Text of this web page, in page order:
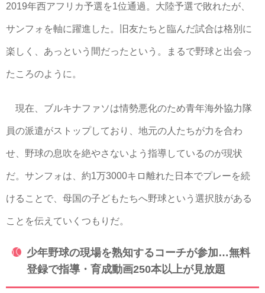
2019年西アフリカ予選を1位通過。大陸予選で敗れたが、
サンフォを軸に躍進した。旧友たちと臨んだ試合は格別に
楽しく、あっという間だったという。まるで野球と出会っ
たころのように。
現在、ブルキナファソは情勢悪化のため青年海外協力隊
員の派遣がストップしており、地元の人たちが力を合わ
せ、野球の息吹を絶やさないよう指導しているのが現状
だ。サンフォは、約1万3000キロ離れた日本でプレーを続
けることで、母国の子どもたちへ野球という選択肢がある
ことを伝えていくつもりだ。
少年野球の現場を熟知するコーチが参加…無料
登録で指導・育成動画250本以上が見放題